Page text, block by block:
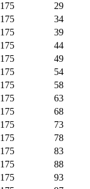
175
29
175
34
175
39
175
44
175
49
175
54
175
58
175
63
175
68
175
73
175
78
175
83
175
88
175
93